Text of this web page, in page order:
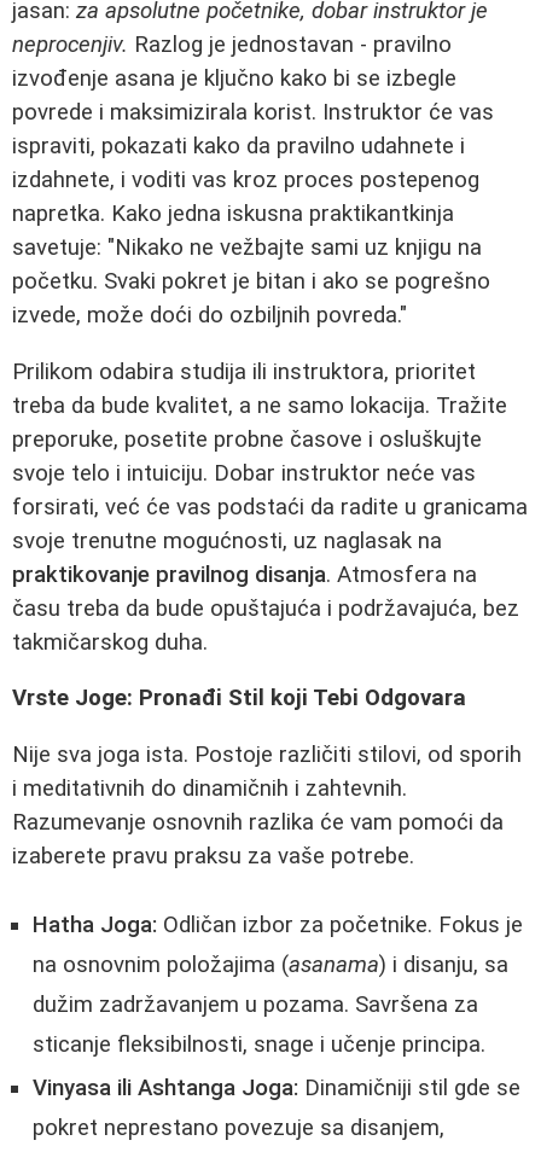
jasan: za apsolutne početnike, dobar instruktor je
neprocenjiv. Razlog je jednostavan - pravilno
izvođenje asana je ključno kako bi se izbegle
povrede i maksimizirala korist. Instruktor će vas
ispraviti, pokazati kako da pravilno udahnete i
izdahnete, i voditi vas kroz proces postepenog
napretka. Kako jedna iskusna praktikantkinja
savetuje: "Nikako ne vežbajte sami uz knjigu na
početku. Svaki pokret je bitan i ako se pogrešno
izvede, može doći do ozbiljnih povreda."
Prilikom odabira studija ili instruktora, prioritet
treba da bude kvalitet, a ne samo lokacija. Tražite
preporuke, posetite probne časove i osluškujte
svoje telo i intuiciju. Dobar instruktor neće vas
forsirati, već će vas podstaći da radite u granicama
svoje trenutne mogućnosti, uz naglasak na
praktikovanje pravilnog disanja. Atmosfera na
času treba da bude opuštajuća i podržavajuća, bez
takmičarskog duha.
Vrste Joge: Pronađi Stil koji Tebi Odgovara
Nije sva joga ista. Postoje različiti stilovi, od sporih
i meditativnih do dinamičnih i zahtevnih.
Razumevanje osnovnih razlika će vam pomoći da
izaberete pravu praksu za vaše potrebe.
Hatha Joga: Odličan izbor za početnike. Fokus je
na osnovnim položajima (asanama) i disanju, sa
dužim zadržavanjem u pozama. Savršena za
sticanje fleksibilnosti, snage i učenje principa.
Vinyasa ili Ashtanga Joga: Dinamičniji stil gde se
pokret neprestano povezuje sa disanjem,